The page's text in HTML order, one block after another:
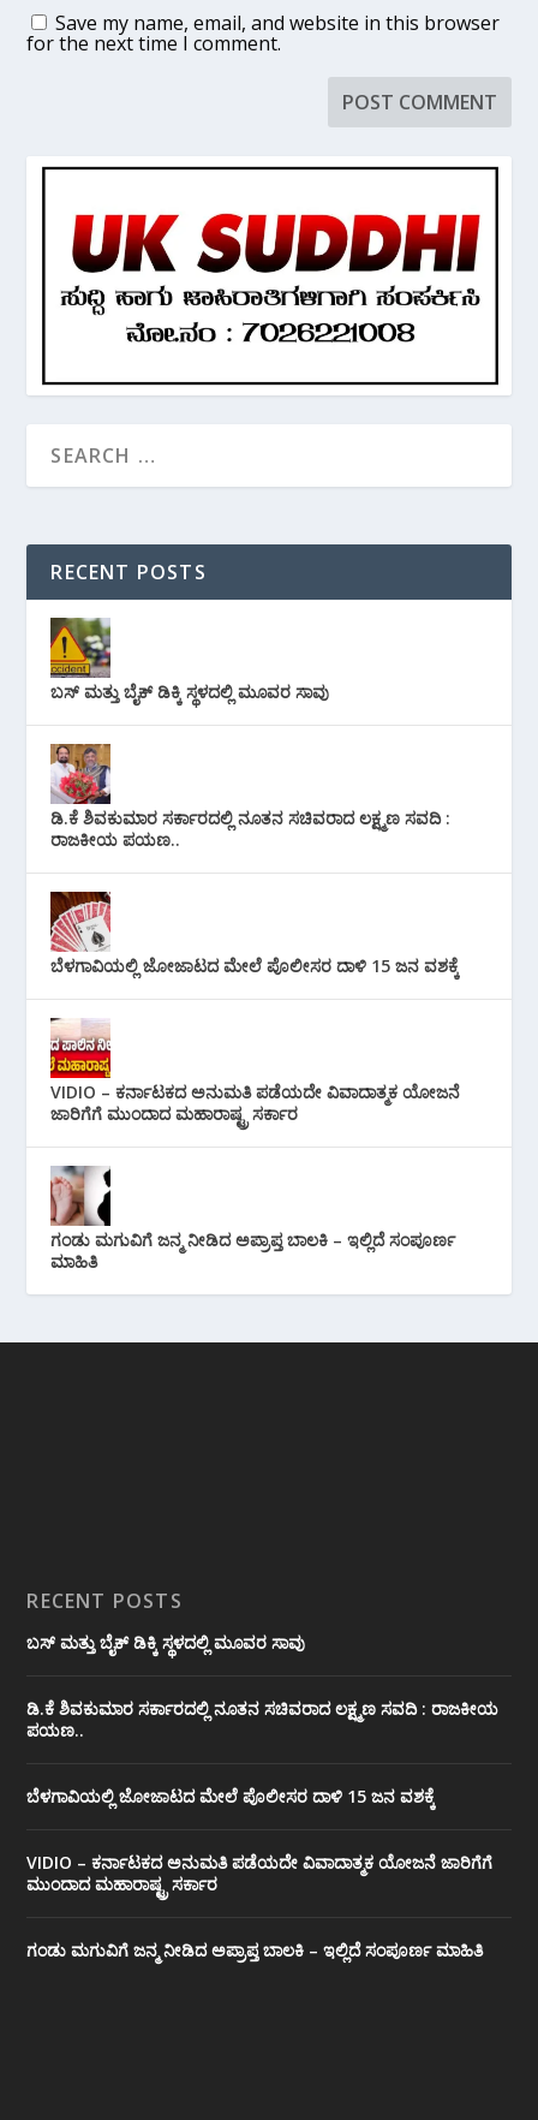
Save my name, email, and website in this browser
for the next time I comment.
RECENT POSTS
ಬಸ್ ಮತ್ತು ಬೈಕ್ ಡಿಕ್ಕಿ ಸ್ಥಳದಲ್ಲಿ ಮೂವರ ಸಾವು
ಡಿ.ಕೆ ಶಿವಕುಮಾರ ಸರ್ಕಾರದಲ್ಲಿ ನೂತನ ಸಚಿವರಾದ ಲಕ್ಷ್ಮಣ ಸವದಿ :
ರಾಜಕೀಯ ಪಯಣ..
ಬೆಳಗಾವಿಯಲ್ಲಿ ಜೋಜಾಟದ ಮೇಲೆ ಪೊಲೀಸರ ದಾಳಿ 15 ಜನ ವಶಕ್ಕೆ
VIDIO – ಕರ್ನಾಟಕದ ಅನುಮತಿ ಪಡೆಯದೇ ವಿವಾದಾತ್ಮಕ ಯೋಜನೆ
ಜಾರಿಗೆಗೆ ಮುಂದಾದ ಮಹಾರಾಷ್ಟ್ರ ಸರ್ಕಾರ
ಗಂಡು ಮಗುವಿಗೆ ಜನ್ಮ ನೀಡಿದ ಅಪ್ರಾಪ್ತ ಬಾಲಕಿ – ಇಲ್ಲಿದೆ ಸಂಪೂರ್ಣ
ಮಾಹಿತಿ
RECENT POSTS
ಬಸ್ ಮತ್ತು ಬೈಕ್ ಡಿಕ್ಕಿ ಸ್ಥಳದಲ್ಲಿ ಮೂವರ ಸಾವು
ಡಿ.ಕೆ ಶಿವಕುಮಾರ ಸರ್ಕಾರದಲ್ಲಿ ನೂತನ ಸಚಿವರಾದ ಲಕ್ಷ್ಮಣ ಸವದಿ : ರಾಜಕೀಯ
ಪಯಣ..
ಬೆಳಗಾವಿಯಲ್ಲಿ ಜೋಜಾಟದ ಮೇಲೆ ಪೊಲೀಸರ ದಾಳಿ 15 ಜನ ವಶಕ್ಕೆ
VIDIO – ಕರ್ನಾಟಕದ ಅನುಮತಿ ಪಡೆಯದೇ ವಿವಾದಾತ್ಮಕ ಯೋಜನೆ ಜಾರಿಗೆಗೆ
ಮುಂದಾದ ಮಹಾರಾಷ್ಟ್ರ ಸರ್ಕಾರ
ಗಂಡು ಮಗುವಿಗೆ ಜನ್ಮ ನೀಡಿದ ಅಪ್ರಾಪ್ತ ಬಾಲಕಿ – ಇಲ್ಲಿದೆ ಸಂಪೂರ್ಣ ಮಾಹಿತಿ